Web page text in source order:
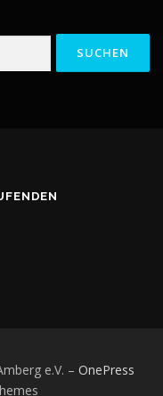
e.V. – OnePress